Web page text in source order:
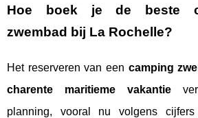
Hoe boek je de beste
zwembad bij La Rochelle?
Het reserveren van een camping
charente maritieme vakantie
planning, vooral nu volgens